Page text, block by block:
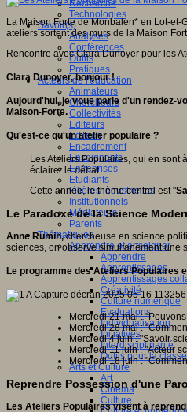
Recherche
Technologies
Savoir(s)
Analyses
Conférences
Outils
Pratiques
Acteurs de l'éducation
Animateurs
Chercheurs
Collectivités
Editeurs
EdTech
Encadrement
Enseignants
Entreprises
Etudiants
Filières industrielles
Institutionnels
Médiateurs
Parents
Thématiques
Apprendre et enseigner
Apprendre
Apprentissages
Apprentissages
Créativité
Culture numérique
Evaluations
Individualisation
Initiatives
Interdisciplinarité
Outils pour la classe
Arts et Culture
Art
Cinéma
Culture
La Maison Forte de Monbalen* en Lot-
ateliers sortent des murs de la Maison
Rencontre avec Clara Dunoyer pour les
Clara Dunoyer, bonjour !
Aujourd'hui, je vous parle d'un rendez-
Maison-Forte.
Qu'est-ce qu'un atelier populaire ?
Les Ateliers Populaires, qui en sont
éclairer le débat.
Cette année, le thème central est "
Le Paradoxe de la Science
Anne Rumin,chercheuse en science
sciences, on observe simultanément une
Le programme des Ateliers Populaires
Mercredi 21 mai :
Mercredi 28 mai :
Mercredi 4 juin : "Savoir
Mercredi 11 juin : "Acteur
Mercredi 18 juin :
Reprendre Possession d'une
Les Ateliers Populaires visent à